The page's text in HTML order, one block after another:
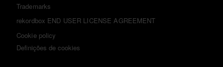
Trademarks
rekordbox END USER LICENSE AGREEMENT
Cookie policy
Definições de cookies